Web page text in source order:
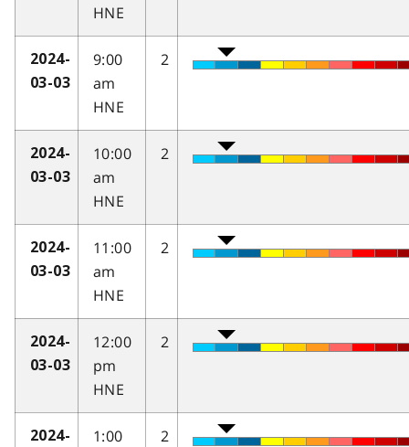
HNE
2024-
03-03
9:00
am
HNE
2
2024-
03-03
10:00
am
HNE
2
2024-
03-03
11:00
am
HNE
2
2024-
03-03
12:00
pm
HNE
2
2024-
1:00
2